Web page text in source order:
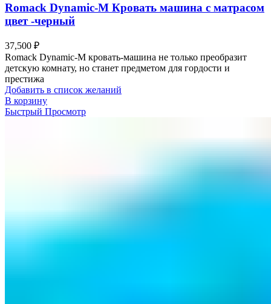
Romack Dynamic-M Кровать машина с матрасом
цвет -черный
37,500 ₽
Romack Dynamic-M кровать-машина не только преобразит
детскую комнату, но станет предметом для гордости и
престижа
Добавить в список желаний
В корзину
Быстрый Просмотр